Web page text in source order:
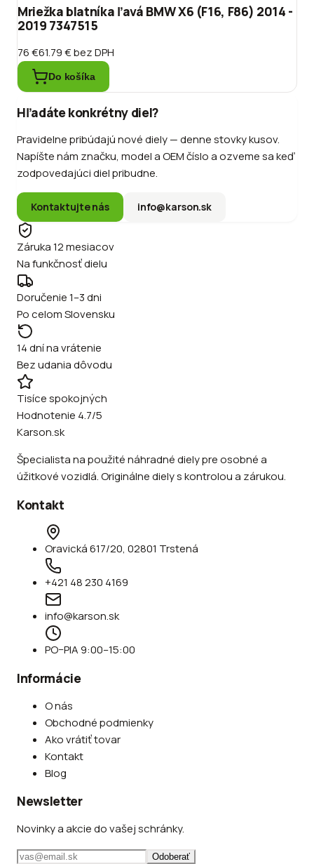
Mriežka blatníka ľavá BMW X6 (F16, F86) 2014 -
2019 7347515
76 €61.79 €bez DPH
Do košíka
Hľadáte konkrétny diel?
Pravidelne pribúdajú nové diely — denne stovky kusov.
Napíšte nám značku, model a OEM číslo a ozveme sa keď
zodpovedajúci diel pribudne.
Kontaktujte nás info@karson.sk
Záruka 12 mesiacov
Na funkčnosť dielu
Doručenie 1–3 dni
Po celom Slovensku
14 dní na vrátenie
Bez udania dôvodu
Tisíce spokojných
Hodnotenie 4.7/5
Karson.sk
Špecialista na použité náhradné diely pre osobné a
úžitkové vozidlá. Originálne diely s kontrolou a zárukou.
Kontakt
Oravická 617/20, 02801 Trstená
+421 48 230 4169
info@karson.sk
PO–PIA 9:00–15:00
Informácie
O nás
Obchodné podmienky
Ako vrátiť tovar
Kontakt
Blog
Newsletter
Novinky a akcie do vašej schránky.
Odoberať